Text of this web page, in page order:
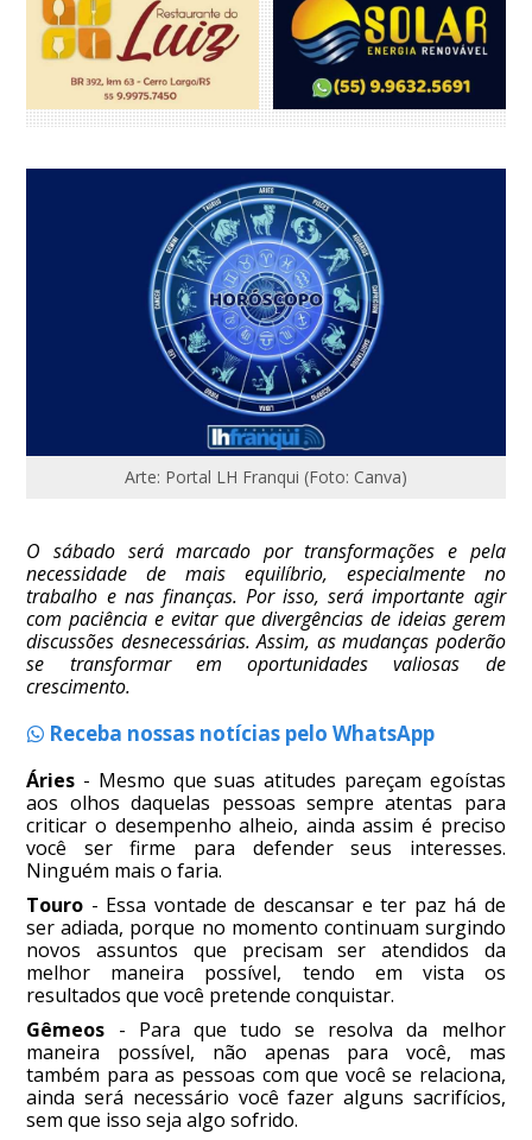
Arte: Portal LH Franqui (Foto: Canva)
O sábado será marcado por transformações e pela
necessidade de mais equilíbrio, especialmente no
trabalho e nas finanças. Por isso, será importante agir
com paciência e evitar que divergências de ideias gerem
discussões desnecessárias. Assim, as mudanças poderão
se transformar em oportunidades valiosas de
crescimento.
Receba nossas notícias pelo WhatsApp
Áries - Mesmo que suas atitudes pareçam egoístas
aos olhos daquelas pessoas sempre atentas para
criticar o desempenho alheio, ainda assim é preciso
você ser firme para defender seus interesses.
Ninguém mais o faria.
Touro - Essa vontade de descansar e ter paz há de
ser adiada, porque no momento continuam surgindo
novos assuntos que precisam ser atendidos da
melhor maneira possível, tendo em vista os
resultados que você pretende conquistar.
Gêmeos - Para que tudo se resolva da melhor
maneira possível, não apenas para você, mas
também para as pessoas com que você se relaciona,
ainda será necessário você fazer alguns sacrifícios,
sem que isso seja algo sofrido.